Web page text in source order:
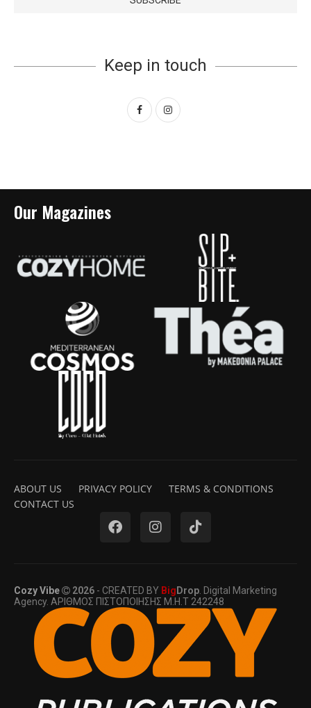
Keep in touch
Our Magazines
ABOUT US PRIVACY POLICY
TERMS & CONDITIONS
CONTACT US
Cozy Vibe 2026 - CREATED BY Big Drop . Digital Marketing
Agency. ΑΡΙΘΜΟΣ ΠΙΣΤΟΠΟΙΗΣΗΣ Μ.Η.Τ 242248